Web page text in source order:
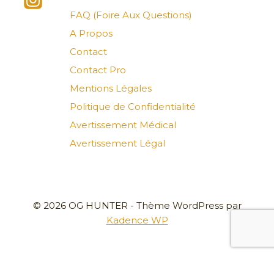
FAQ (Foire Aux Questions)
A Propos
Contact
Contact Pro
Mentions Légales
Politique de Confidentialité
Avertissement Médical
Avertissement Légal
© 2026 OG HUNTER - Thème WordPress par
Kadence WP